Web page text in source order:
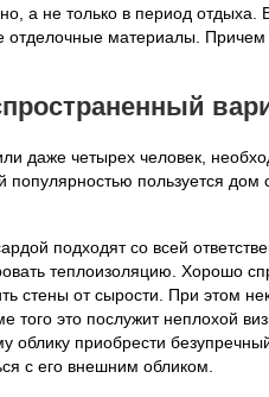
а не только в период отдыха.
материалы. Причем
даже четырех человек,
пользуется дом
подходят со всей
теплоизоляцию. Хорошо
стены от сырости. При этом
того это послужит неплохой
облику приобрести
с его внешним обликом.